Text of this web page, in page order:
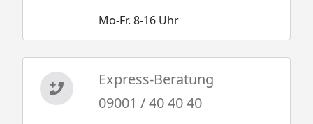
Mo-Fr. 8-16 Uhr
Express-Beratung
09001 / 40 40 40